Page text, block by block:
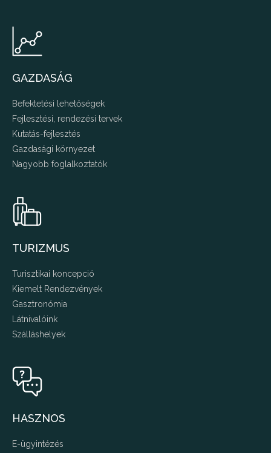
GAZDASÁG
Befektetési lehetőségek
Fejlesztési, rendezési tervek
Kutatás-fejlesztés
Gazdasági környezet
Nagyobb foglalkoztatók
TURIZMUS
Turisztikai koncepció
Kiemelt Rendezvények
Gasztronómia
Látnivalóink
Szálláshelyek
HASZNOS
E-ügyintézés